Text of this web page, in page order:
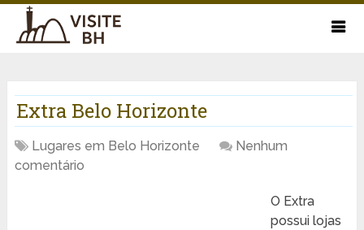
Extra Belo Horizonte
Lugares em Belo Horizonte
Nenhum
comentário
O Extra
possui lojas